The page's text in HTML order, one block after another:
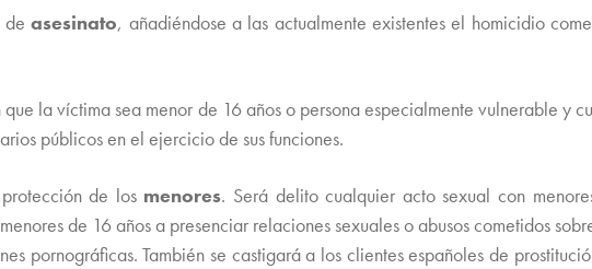
deasesinato, añadiéndose a las actualmente existentes el homicidio
que la víctima sea menor de 16 años o persona especialmente vulnerable y
públicos en el ejercicio de sus funciones.
de los menores. Será delito cualquier acto sexual con
de 16 años a presenciar relaciones sexuales o abusos cometidos
pornográficas. También se castigará a los clientes españoles de